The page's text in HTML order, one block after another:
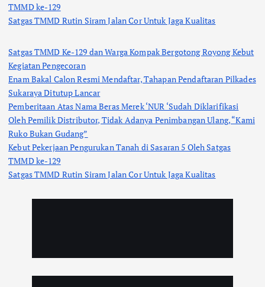
TMMD ke-129
Satgas TMMD Rutin Siram Jalan Cor Untuk Jaga Kualitas
Satgas TMMD Ke-129 dan Warga Kompak Bergotong Royong Kebut
Kegiatan Pengecoran
Enam Bakal Calon Resmi Mendaftar, Tahapan Pendaftaran Pilkades
Sukaraya Ditutup Lancar
Pemberitaan Atas Nama Beras Merek ‘NUR ‘Sudah Diklarifikasi
Oleh Pemilik Distributor, Tidak Adanya Penimbangan Ulang, “Kami
Ruko Bukan Gudang”
Kebut Pekerjaan Pengurukan Tanah di Sasaran 5 Oleh Satgas
TMMD ke-129
Satgas TMMD Rutin Siram Jalan Cor Untuk Jaga Kualitas